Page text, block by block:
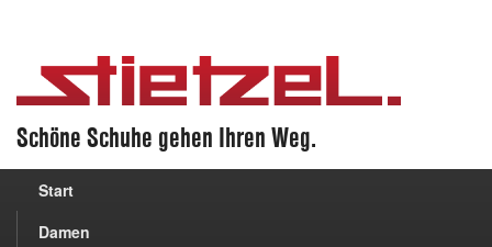
Schöne Schuhe gehen Ihren Weg.
Start
Damen